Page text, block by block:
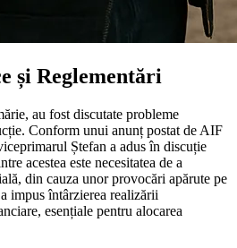
și Reglementări
au fost discutate probleme
Conform unui anunț postat de AIF
Ștefan a adus în discuție
acestea este necesitatea de a
din cauza unor provocări apărute pe
impus întârzierea realizării
esențiale pentru alocarea